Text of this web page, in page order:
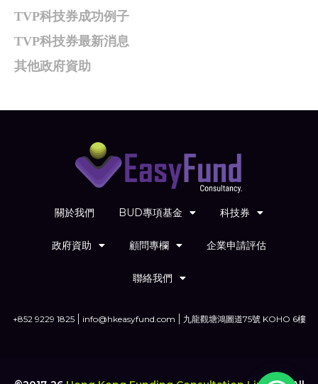
TVP科技券成功例子
TVP科技券最新消息
其他政府資助
關於我們 BUD專項基金 科技券
政府資助 顧問專欄 企業申請評估
聯絡我們
+852 9229 1825 info@hkeasyfund.com 九龍觀塘鴻圖道75號 KOHO 6樓